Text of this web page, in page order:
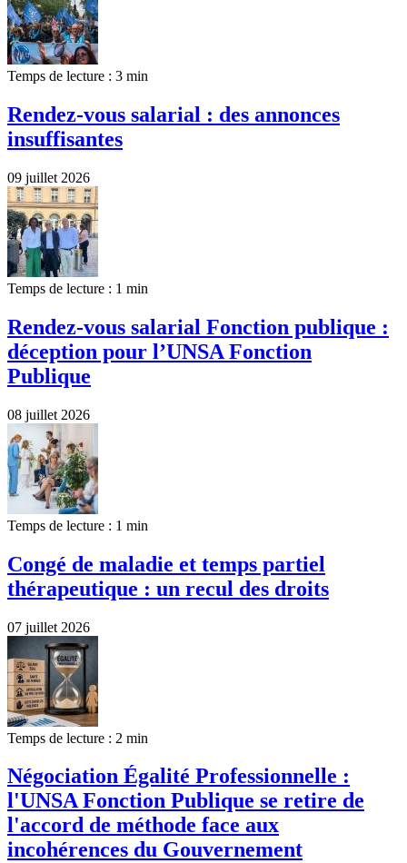
Temps de lecture : 3 min
Rendez-vous salarial : des annonces
insuffisantes
09 juillet 2026
Temps de lecture : 1 min
Rendez-vous salarial Fonction publique :
déception pour l’UNSA Fonction
Publique
08 juillet 2026
Temps de lecture : 1 min
Congé de maladie et temps partiel
thérapeutique : un recul des droits
07 juillet 2026
Temps de lecture : 2 min
Négociation Égalité Professionnelle :
l'UNSA Fonction Publique se retire de
l'accord de méthode face aux
incohérences du Gouvernement